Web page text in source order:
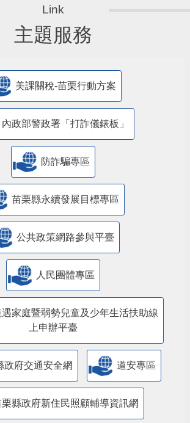
主題服務
美課關稅-苗栗行動方案
內政部警政署「打詐儀錶板」
防詐騙專區
苗栗縣永續發展目標專區
公共政策網路參與平臺
人民團體專區
家庭暨弱勢兒童及少年生活扶助線
上申辦平臺
政府交通安全網 道安專區
栗縣政府新住民照顧輔導資訊網